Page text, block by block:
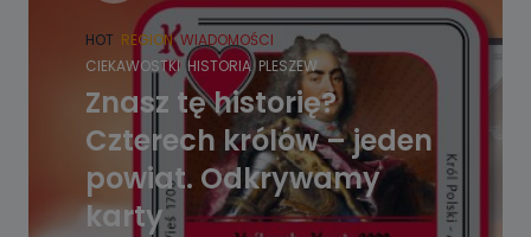
HOT REGION WIADOMOŚCI
CIEKAWOSTKI HISTORIA PLESZEW
Znasz tę historię?
Czterech królów – jeden
powiat. Odkrywamy
karty